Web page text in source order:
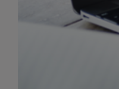
w życiu